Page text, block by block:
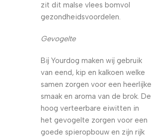
zit dit malse vlees bomvol
gezondheidsvoordelen.
Gevogelte
Bij Yourdog maken wij gebruik
van eend, kip en kalkoen welke
samen zorgen voor een heerlijke
smaak en aroma van de brok. De
hoog verteerbare eiwitten in
het gevogelte zorgen voor een
goede spieropbouw en zijn rijk